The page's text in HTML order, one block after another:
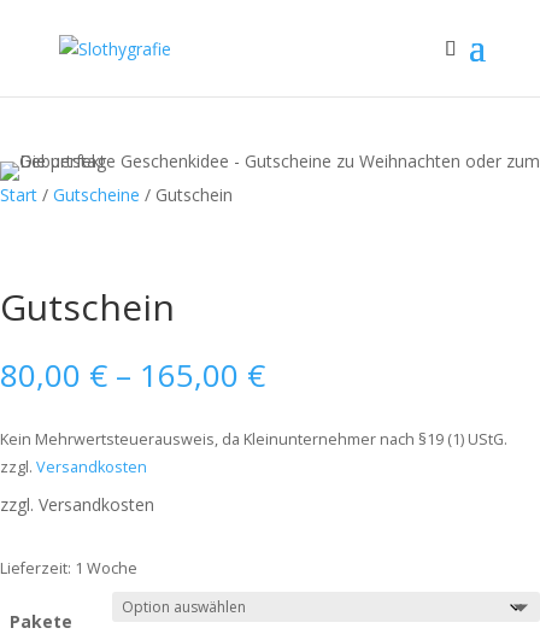
Start / Gutscheine / Gutschein
Gutschein
80,00 € – 165,00 €
Kein Mehrwertsteuerausweis, da Kleinunternehmer nach §19 (1) UStG.
zzgl. Versandkosten
zzgl. Versandkosten
Lieferzeit: 1 Woche
Pakete